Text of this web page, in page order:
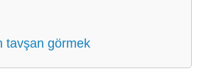
tavşan görmek